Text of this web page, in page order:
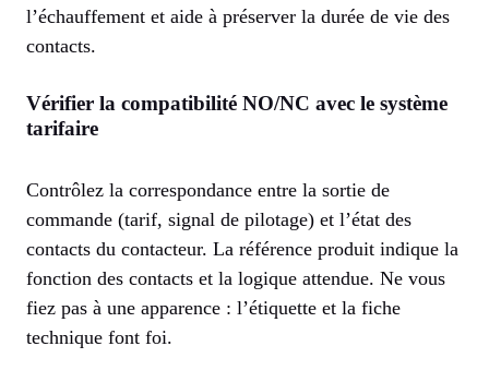
l’échauffement et aide à préserver la durée de vie des
contacts.
Vérifier la compatibilité NO/NC avec le système
tarifaire
Contrôlez la correspondance entre la sortie de
commande (tarif, signal de pilotage) et l’état des
contacts du contacteur. La référence produit indique la
fonction des contacts et la logique attendue. Ne vous
fiez pas à une apparence : l’étiquette et la fiche
technique font foi.